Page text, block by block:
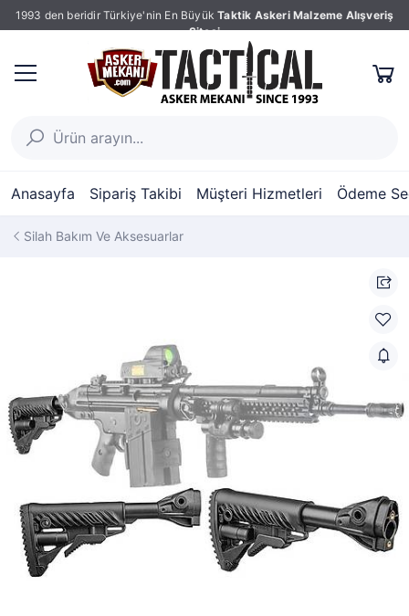
1993 den beridir Türkiye'nin En Büyük Taktik Askeri Malzeme Alışveriş
Sitesi
Anasayfa Sipariş Takibi Müşteri Hizmetleri Ödeme
Silah Bakım Ve Aksesuarlar